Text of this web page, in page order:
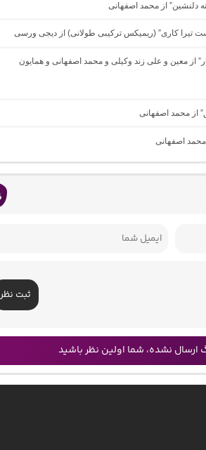
دلنشین” از محمد اصفهانی
از معین و علی زند وکیلی و محمد اصفهانی و همایون
از محمد اصفهانی
اصفهانی
ثبت نظر
ارسال نشده، شما اولین نظر باشید